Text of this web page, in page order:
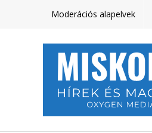
Moderációs alapelvek